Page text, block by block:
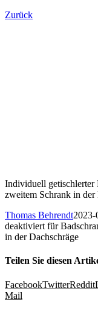
Zurück
Individuell getischlerter
zweitem Schrank in der
Thomas Behrendt
deaktiviert für
in der Dachschräge
Teilen Sie diesen
FacebookTwitterReddit
Mail